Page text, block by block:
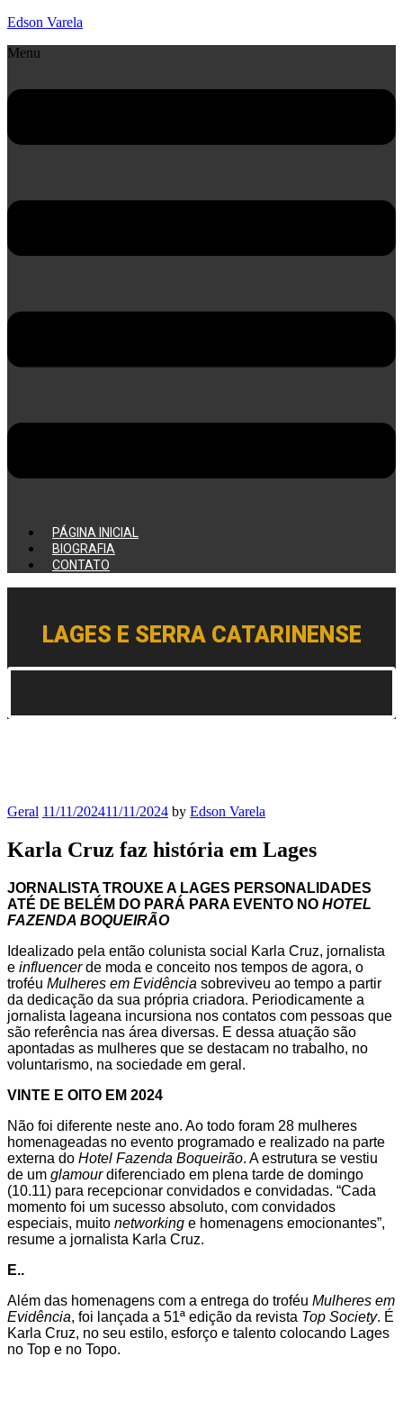
Edson Varela
Menu
PÁGINA INICIAL
BIOGRAFIA
CONTATO
LAGES E SERRA CATARINENSE
Geral 11/11/202411/11/2024 by Edson Varela
Karla Cruz faz história em Lages
JORNALISTA TROUXE A LAGES PERSONALIDADES
ATÉ DE BELÉM DO PARÁ PARA EVENTO NO HOTEL
FAZENDA BOQUEIRÃO
Idealizado pela então colunista social Karla Cruz, jornalista
e influencerde moda e conceito nos tempos de agora, o
troféu Mulheres em Evidência sobreviveu ao tempo a partir
da dedicação da sua própria criadora. Periodicamente a
jornalista lageana incursiona nos contatos com pessoas que
são referência nas área diversas. E dessa atuação são
apontadas as mulheres que se destacam no trabalho, no
voluntarismo, na sociedade em geral.
VINTE E OITO EM 2024
Não foi diferente neste ano. Ao todo foram 28 mulheres
homenageadas no evento programado e realizado na parte
externa do Hotel Fazenda Boqueirão. A estrutura se vestiu
de um glamourdiferenciado em plena tarde de domingo
(10.11) para recepcionar convidados e convidadas. “Cada
momento foi um sucesso absoluto, com convidados
especiais, muito networking e homenagens emocionantes”,
resume a jornalista Karla Cruz.
E..
Além das homenagens com a entrega do troféu Mulheres em
Evidência, foi lançada a 51ª edição da revista Top Society. É
Karla Cruz, no seu estilo, esforço e talento colocando Lages
no Top e no Topo.